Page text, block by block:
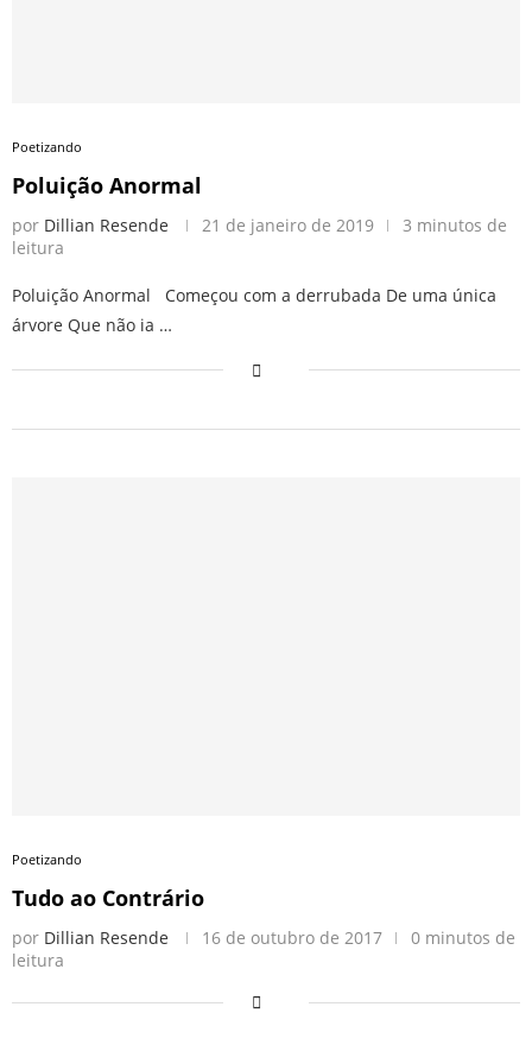
Poetizando
Poluição Anormal
por Dillian Resende 21 de janeiro de 2019
3 minutos de
leitura
Poluição Anormal Começou com a derrubada De uma única
árvore Que não ia …
Poetizando
Tudo ao Contrário
por Dillian Resende 16 de outubro de 2017
0 minutos de
leitura